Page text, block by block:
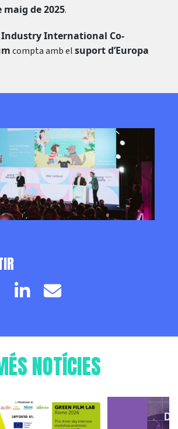
de 2025.
Industry International Co-
compta amb elsuport d’Europa
page
Twitter page
LinkedinEmail
NOTÍCIES